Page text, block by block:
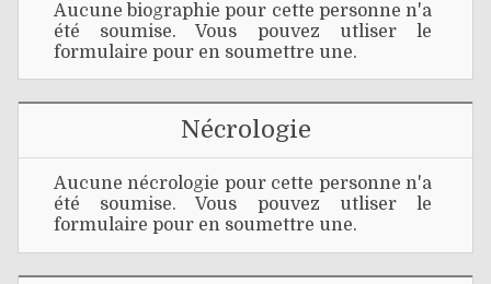
Aucune biographie pour cette personne n'a
été soumise. Vous pouvez utliser le
formulaire pour en soumettre une.
Nécrologie
Aucune nécrologie pour cette personne n'a
été soumise. Vous pouvez utliser le
formulaire pour en soumettre une.